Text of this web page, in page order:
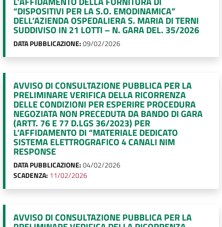
“DISPOSITIVI PER LA S.O. EMODINAMICA”
DELL’AZIENDA OSPEDALIERA S. MARIA DI TERNI
SUDDIVISO IN 21 LOTTI – N. GARA DEL. 35/2026
DATA PUBBLICAZIONE:09/02/2026
AVVISO DI CONSULTAZIONE PUBBLICA PER LA
PRELIMINARE VERIFICA DELLA RICORRENZA
DELLE CONDIZIONI PER ESPERIRE PROCEDURA
NEGOZIATA NON PRECEDUTA DA BANDO DI GARA
(ARTT. 76 E 77 D.LGS 36/2023) PER
L’AFFIDAMENTO DI “MATERIALE DEDICATO
SISTEMA ELETTROGRAFICO 4 CANALI NIM
RESPONSE
DATA PUBBLICAZIONE:04/02/2026
SCADENZA: 11/02/2026
AVVISO DI CONSULTAZIONE PUBBLICA PER LA